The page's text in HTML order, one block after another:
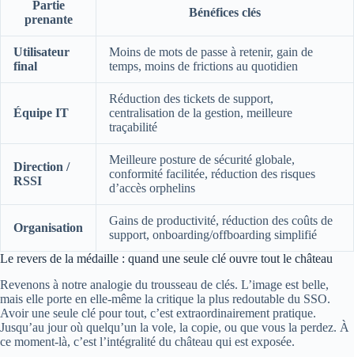
Partie
prenante
Bénéfices clés
Utilisateur
final
Moins de mots de passe à retenir, gain de
temps, moins de frictions au quotidien
Équipe IT
Réduction des tickets de support,
centralisation de la gestion, meilleure
traçabilité
Direction /
RSSI
Meilleure posture de sécurité globale,
conformité facilitée, réduction des risques
d’accès orphelins
Organisation
Gains de productivité, réduction des coûts de
support, onboarding/offboarding simplifié
Le revers de la médaille : quand une seule clé ouvre tout le château
Revenons à notre analogie du trousseau de clés. L’image est belle,
mais elle porte en elle-même la critique la plus redoutable du SSO.
Avoir une seule clé pour tout, c’est extraordinairement pratique.
Jusqu’au jour où quelqu’un la vole, la copie, ou que vous la perdez. À
ce moment-là, c’est l’intégralité du château qui est exposée.